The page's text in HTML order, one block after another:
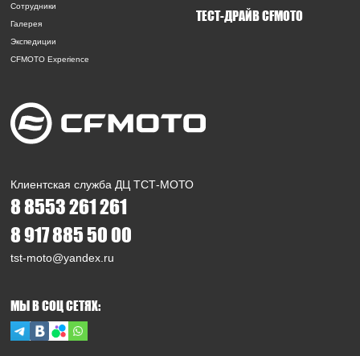
Клиентская служба ДЦ ТСТ-МОТО
8 8553 261 261
8 917 885 50 00
tst-moto@yandex.ru
МЫ В СОЦ СЕТЯХ:
Сотрудники
Галерея
Экспедиции
CFMOTO Experience
ТЕСТ-ДРАЙВ CFMOTO